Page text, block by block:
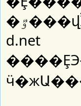
�ٷ���վΪ http://www.phpwind.com �ٷ���̳Ϊ http://www.phpwin
d.net